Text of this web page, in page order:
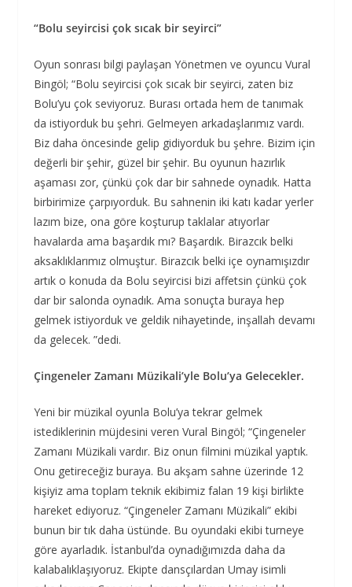
“Bolu seyircisi çok sıcak bir seyirci”
Oyun sonrası bilgi paylaşan Yönetmen ve oyuncu Vural
Bingöl; “Bolu seyircisi çok sıcak bir seyirci, zaten biz
Bolu’yu çok seviyoruz. Burası ortada hem de tanımak
da istiyorduk bu şehri. Gelmeyen arkadaşlarımız vardı.
Biz daha öncesinde gelip gidiyorduk bu şehre. Bizim için
değerli bir şehir, güzel bir şehir. Bu oyunun hazırlık
aşaması zor, çünkü çok dar bir sahnede oynadık. Hatta
birbirimize çarpıyorduk. Bu sahnenin iki katı kadar yerler
lazım bize, ona göre koşturup taklalar atıyorlar
havalarda ama başardık mı? Başardık. Birazcık belki
aksaklıklarımız olmuştur. Birazcık belki içe oynamışızdır
artık o konuda da Bolu seyircisi bizi affetsin çünkü çok
dar bir salonda oynadık. Ama sonuçta buraya hep
gelmek istiyorduk ve geldik nihayetinde, inşallah devamı
da gelecek. ”dedi.
Çingeneler Zamanı Müzikali’yle Bolu’ya Gelecekler.
Yeni bir müzikal oyunla Bolu’ya tekrar gelmek
istediklerinin müjdesini veren Vural Bingöl; “Çingeneler
Zamanı Müzikali vardır. Biz onun filmini müzikal yaptık.
Onu getireceğiz buraya. Bu akşam sahne üzerinde 12
kişiyiz ama toplam teknik ekibimiz falan 19 kişi birlikte
hareket ediyoruz. “Çingeneler Zamanı Müzikali” ekibi
bunun bir tık daha üstünde. Bu oyundaki ekibi turneye
göre ayarladık. İstanbul’da oynadığımızda daha da
kalabalıklaşıyoruz. Ekipte dansçılardan Umay isimli